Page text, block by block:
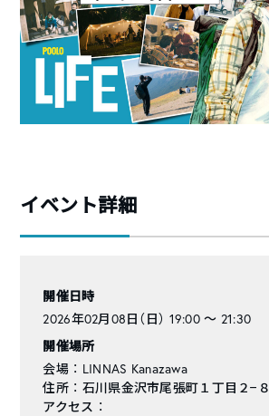
イベント詳細
開催日時
2026年02月08日（日） 19:00 〜 21:30
開催場所
会場 ： LINNAS Kanazawa
住所 ： 石川県金沢市尾張町１丁目２−８
アクセス ：